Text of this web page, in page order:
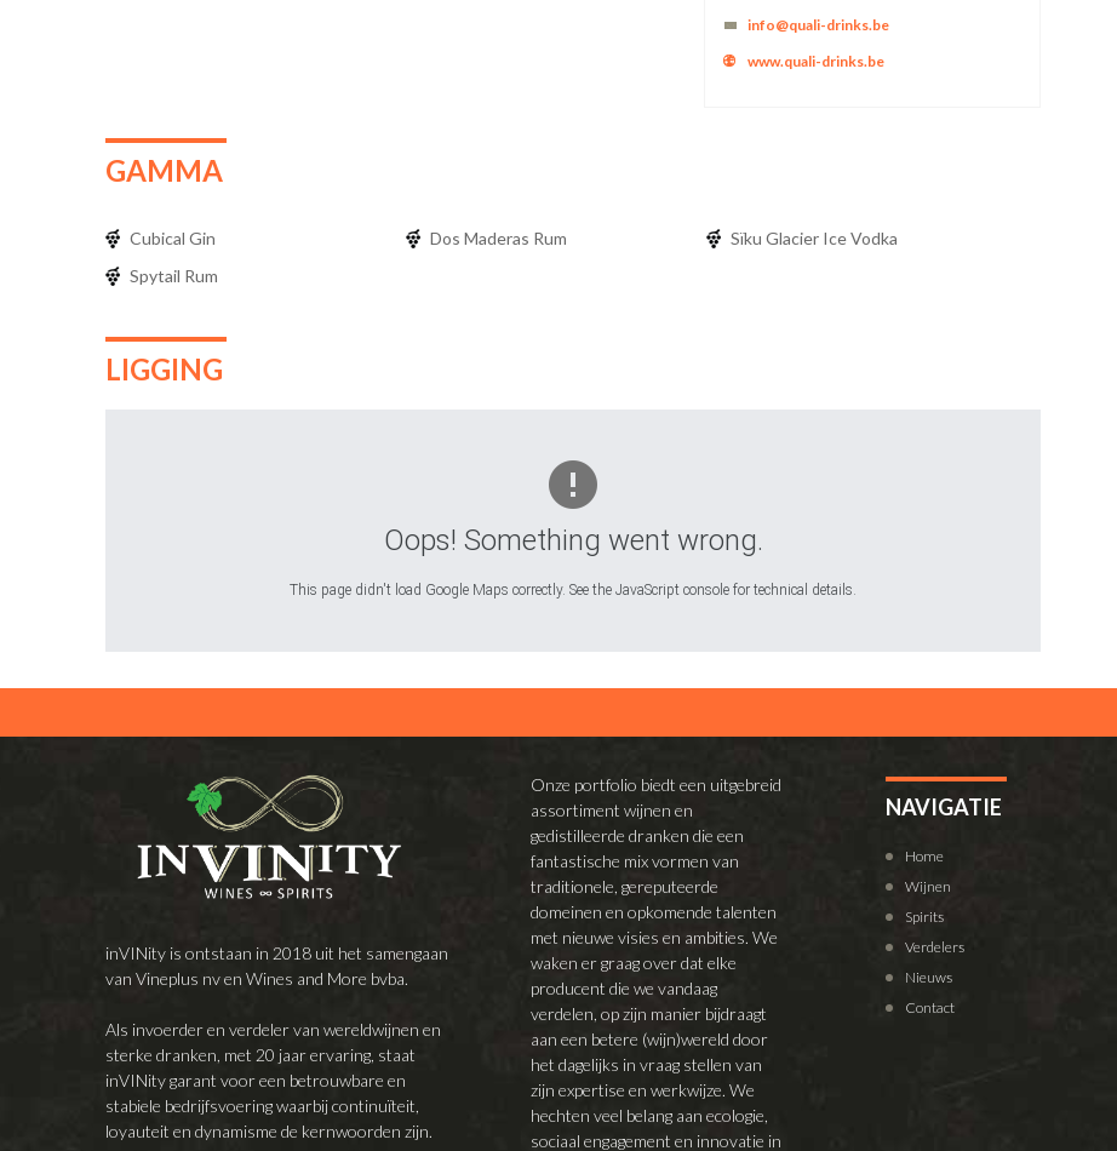
info@quali-drinks.be
www.quali-drinks.be
GAMMA
Cubical Gin Dos Maderas Rum
Sïku Glacier Ice Vodka
Spytail Rum
LIGGING
Oops! Something went wrong.
This page didn't load Google Maps correctly. See the JavaScript console for technical details.
inVINity is ontstaan in 2018 uit het samengaan
van Vineplus nv en Wines and More bvba.
Als invoerder en verdeler van wereldwijnen en
sterke dranken, met 20 jaar ervaring, staat
inVINity garant voor een betrouwbare en
stabiele bedrijfsvoering waarbij continuïteit,
loyauteit en dynamisme de kernwoorden zijn.
Onze portfolio biedt een uitgebreid
assortiment wijnen en
gedistilleerde dranken die een
fantastische mix vormen van
traditionele, gereputeerde
domeinen en opkomende talenten
met nieuwe visies en ambities. We
waken er graag over dat elke
producent die we vandaag
verdelen, op zijn manier bijdraagt
aan een betere (wijn)wereld door
het dagelijks in vraag stellen van
zijn expertise en werkwijze. We
hechten veel belang aan ecologie,
sociaal engagement en innovatie in
NAVIGATIE
Home
Wijnen
Spirits
Verdelers
Nieuws
Contact